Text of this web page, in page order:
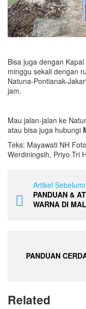
Bisa juga dengan
minggu sekali dengan
Natuna-Pontianak-
jam.
Mau jalan-jalan ke
atau bisa juga hubungi
Teks: Mayawati NH
Werdiningsih, Priyo Tri
Artikel
PANDUAN &
WARNA DI
PANDUAN
Related